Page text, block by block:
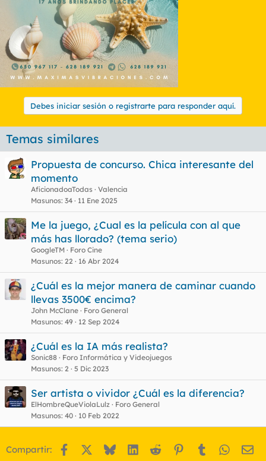
Debes iniciar sesión o registrarte para responder aquí.
Temas similares
Propuesta de concurso. Chica interesante del
momento
AficionadoaTodas Valencia
Masunos 34 11 Ene 2025
Me la juego, ¿Cual es la película con al que
más has llorado? (tema serio)
GoogleTM
Foro Cine
Masunos 22 16 Abr 2024
¿Cuál es la mejor manera de caminar cuando
llevas 3500€ encima?
John McClane
Foro General
Masunos 49 12 Sep 2024
¿Cuál es la IA más realista?
Sonic88
Foro Informática y Videojuegos
Masunos 2 5 Dic 2023
Ser artista o vividor ¿Cuál es la diferencia?
ElHombreQueViolaLulz
Foro General
Masunos 40 10 Feb 2022
Compartir: Facebook BlueskyLinkedIn
Reddit Pinterest
Tumblr